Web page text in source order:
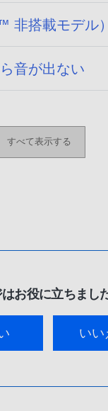
搭載モデル）
音が出ない
すべて表示する
お役に立ちまし
いい